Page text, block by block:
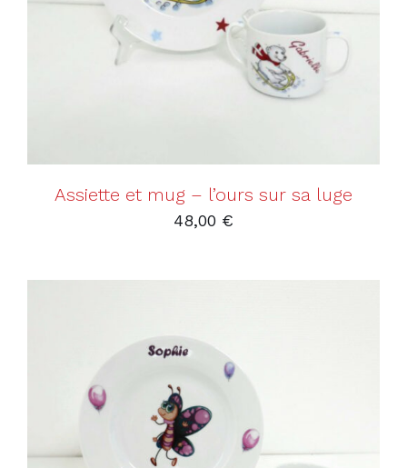
Assiette et mug – l’ours sur sa luge
48,00 €
AJOUTER AU PANIER DÉTAILS